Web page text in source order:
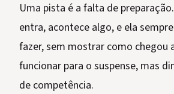
Uma pista é a falta de
entra, acontece algo, e ela
fazer, sem mostrar como chegou
funcionar para o suspense, mas
de competência.